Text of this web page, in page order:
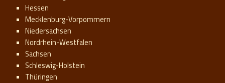
Hessen
Mecklenburg-Vorpommern
Niedersachsen
Nordrhein-Westfalen
Sachsen
Schleswig-Holstein
Thüringen